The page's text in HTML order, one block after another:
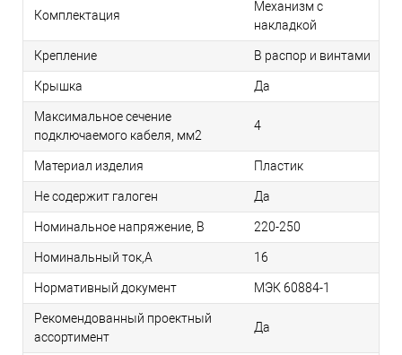
Комплектация
Механизм с
накладкой
Крепление В распор и винтами
Крышка Да
Максимальное сечение
подключаемого кабеля, мм2
4
Материал изделия Пластик
Не содержит галоген Да
Номинальное напряжение, В 220-250
Номинальный ток,А 16
Нормативный документ МЭК 60884-1
Рекомендованный проектный
ассортимент
Да